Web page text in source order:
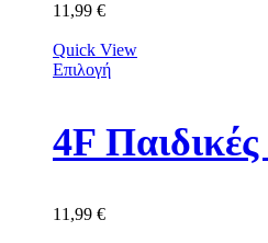
11,99 €
Quick View
Επιλογή
4F
11,99 €